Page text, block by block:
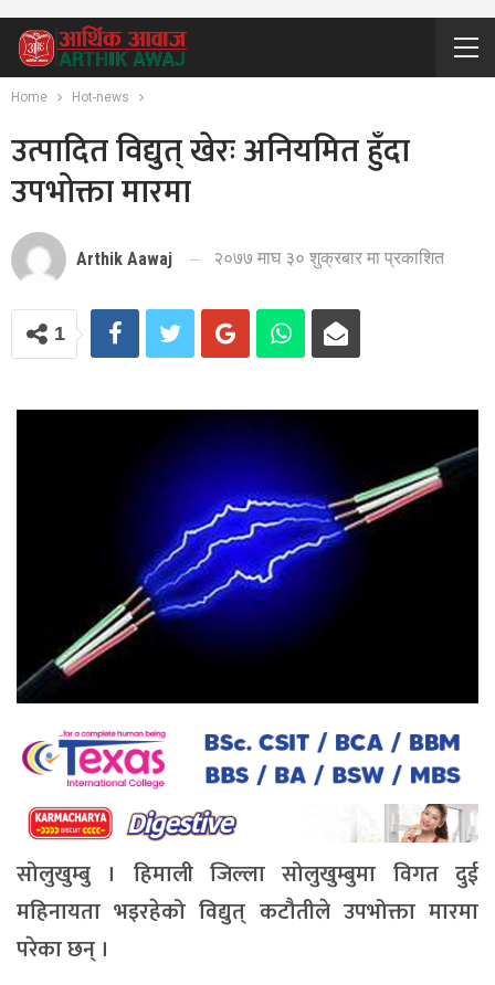
Home Hot-news
उत्पादित विद्युत् खेरः अनियमित हुँदा
उपभोक्ता मारमा
Arthik Aawaj २०७७ माघ ३० शुक्रबार मा प्रकाशित
1
सोलुखुम्बु । हिमाली जिल्ला सोलुखुम्बुमा विगत दुई
महिनायता भइरहेको विद्युत् कटौतीले उपभोक्ता मारमा
परेका छन् ।